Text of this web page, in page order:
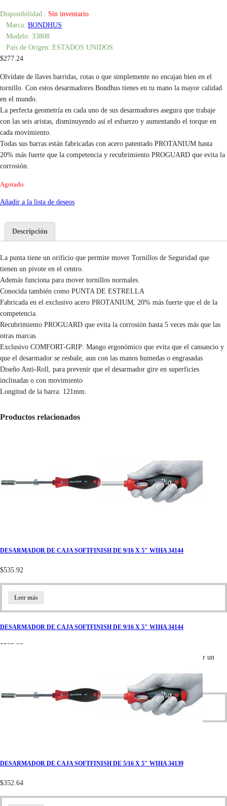
Disponibilidad : Sin inventario
Marca: BONDHUS
Modelo: 33808
País de Origen: ESTADOS UNIDOS
$277.24
Olvídate de llaves barridas, rotas o que simplemente no encajan bien en el
tornillo. Con estos desarmadores Bondhus tienes en tu mano la mayor calidad
en el mundo.
La perfecta geometría en cada uno de sus desarmadores asegura que trabaje
con las seis aristas, disminuyendo así el esfuerzo y aumentando el torque en
cada movimiento.
Todas sus barras están fabricadas con acero patentado PROTANIUM hasta
20% más fuerte que la competencia y recubrimiento PROGUARD que evita la
corrosión.
Agotado
Añadir a la lista de deseos
Descripción
La punta tiene un orificio que permite mover Tornillos de Seguridad que
tienen un pivote en el centro.
Además funciona para mover tornillos normales.
Conocida también como PUNTA DE ESTRELLA
Fabricada en el exclusivo acero PROTANIUM, 20% más fuerte que el de la
competencia.
Recubrimiento PROGUARD que evita la corrosión hasta 5 veces más que las
otras marcas.
Exclusivo COMFORT-GRIP: Mango ergonómico que evita que el cansancio y
que el desarmador se resbale, aun con las manos humedas o engrasadas
Diseño Anti-Roll, para prevenir que el desarmador gire en superficies
inclinadas o con movimiento
Longitud de la barra: 121mm.
Productos relacionados
DESARMADOR DE CAJA SOFTFINISH DE 9/16 X 5″ WIHA 34144
$535.92
Leer más
DESARMADOR DE CAJA SOFTFINISH DE 9/16 X 5″ WIHA 34144
$535.92
La marca alemana Wiha es lider mundial en todo lo que respecta mover un
cualquier tipo de cabeza en los tornillos. Su calidad es insuperable.
DESARMADOR DE CAJA SOFTFINISH DE 5/16 X 5″ WIHA 34139
$352.64